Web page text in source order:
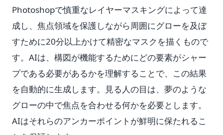
Photoshopで慎重なレイヤーマスキングによって達
成し、焦点領域を保護しながら周囲にグローを及ぼ
すために20分以上かけて精密なマスクを描くもので
す。AIは、構図が機能するためにどの要素がシャー
プである必要があるかを理解することで、この結果
を自動的に生成します。見る人の目は、夢のような
グローの中で焦点を合わせる何かを必要とします。
AIはそれらのアンカーポイントが鮮明に保たれるこ